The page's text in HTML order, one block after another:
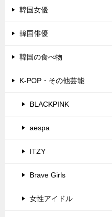
韓国女優
韓国俳優
韓国の食べ物
K-POP・その他芸能
BLACKPINK
aespa
ITZY
Brave Girls
女性アイドル